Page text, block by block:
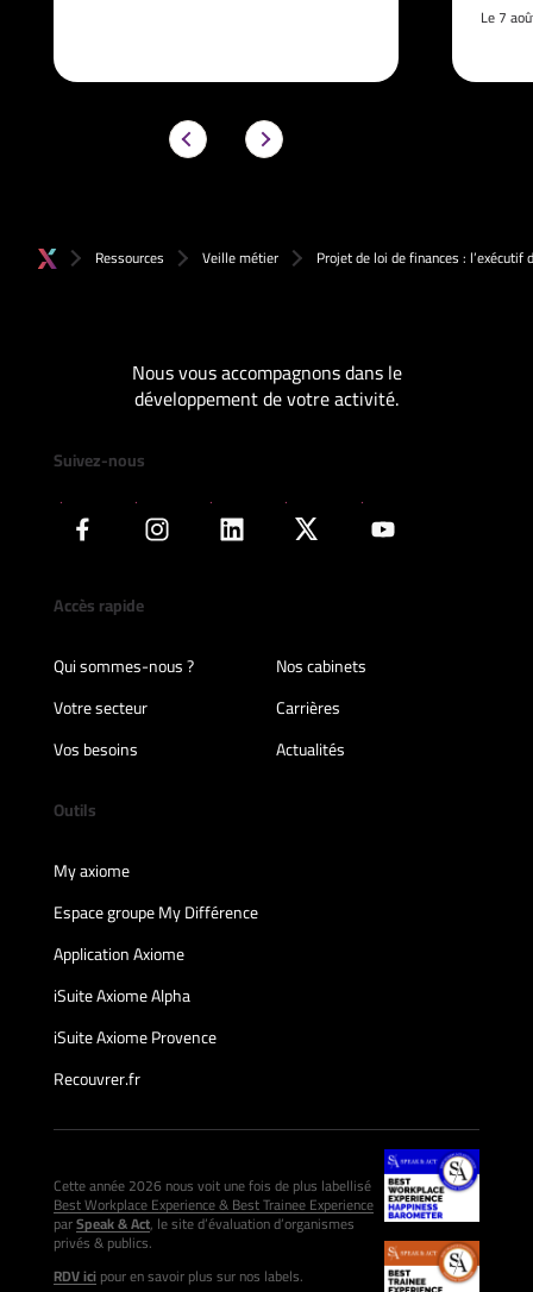
Le 7
Ressources Veille métier Projet de loi de finances :
Nous vous accompagnons dans le
développement de votre activité.
Suivez-nous
Accès rapide
Qui sommes-nous ?
Nos cabinets
Votre secteur
Carrières
Vos besoins
Actualités
Outils
My axiome
Espace groupe My Différence
Application Axiome
iSuite Axiome Alpha
iSuite Axiome Provence
Recouvrer.fr
Cette année 2026 nous voit une fois de plus labellisé
Best Workplace Experience & Best Trainee Experience
parSpeak & Act, le site d’évaluation d’organismes
privés & publics.
RDV icipour en savoir plus sur nos labels.